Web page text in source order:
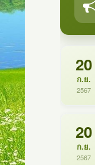
20
ก.ย.
2567
20
ก.ย.
2567